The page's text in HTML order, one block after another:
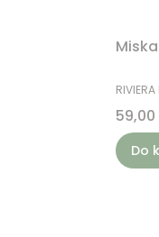
Cena
59,00
Do